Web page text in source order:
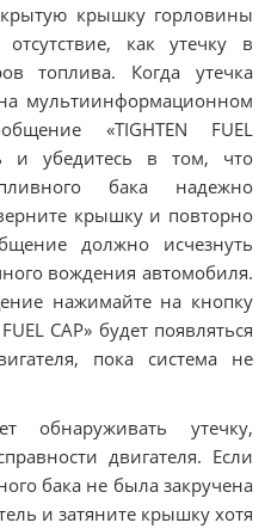
крышку горловины
как утечку в
топлива. Когда утечка
мультиинформационном
«TIGHTEN FUEL
и убедитесь в том, что
бака надежно
крышку и повторно
должно исчезнуть
вождения автомобиля.
нажимайте на кнопку
CAP» будет появляться
пока система не
обнаруживать утечку,
двигателя. Если
бака не была закручена
и затяните крышку хотя